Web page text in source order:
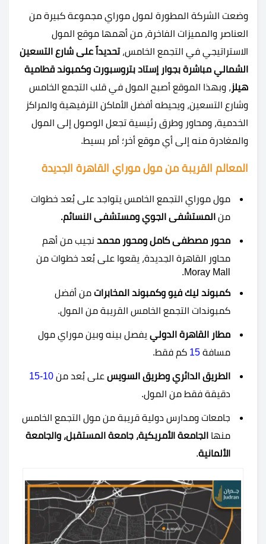
وضعت الشركة المطورة لمول موراي مجموعة كبيرة من
العناصر والمميزات الفاخرة، من أهمها موقع المول
الاستراتيجي في التجمع الخامس، تحديداً على شارع التسعين
الشمالي مباشرة بجوار إستاد بتروسبورت وكمبوند قطامية
هيلز ، وبهذا الموقع أصبح المول في قلب التجمع الخامس
وشارع التسعين، ويحيطه أفضل الأماكن الترفيهية والمراكز
الخدمية، ومحاور وطرق رئيسية تجعل الوصول إلى المول
والمغادرة منه إلى أي موقع أخر؛ أمر بسيط.
المعالم القريبة من مول موراي القاهرة الجديدة
مول موراي التجمع الخامس يتواجد على بُعد خطوات
من المستشفى الجوي ومستشفى النسائم.
محور مصطفى كامل ومحور محمد نجيب من أهم
محاور القاهرة الجديدة، يقعوا على بُعد خطوات من
Moray Mall.
كمبوند ليك فيو وكمبوند المخابرات من أفضل
كمبوندات التجمع الخامس القريبة من المول.
مطار القاهرة الدولي يفصل بينه وبين موراي مول
مسافة 15 كم فقط.
الطريق الدائري وطريق السويس على بُعد من 10-15
دقيقة فقط من المول.
جامعات ومدارس دولية قريبة من مول التجمع الخامس
منها الجامعة الأمريكية، جامعة المستقبل، والجامعة
الألمانية.